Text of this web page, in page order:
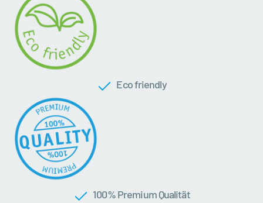
Eco friendly
100 % Premium Qualität